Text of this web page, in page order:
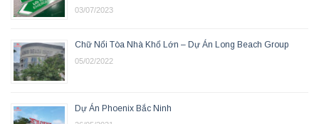
03/07/2023
Chữ Nổi Tòa Nhà Khổ Lớn – Dự Án Long Beach Group
05/02/2022
Dự Án Phoenix Bắc Ninh